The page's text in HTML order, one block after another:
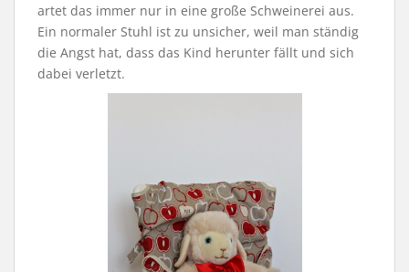
artet das immer nur in eine große Schweinerei aus.
Ein normaler Stuhl ist zu unsicher, weil man ständig
die Angst hat, dass das Kind herunter fällt und sich
dabei verletzt.